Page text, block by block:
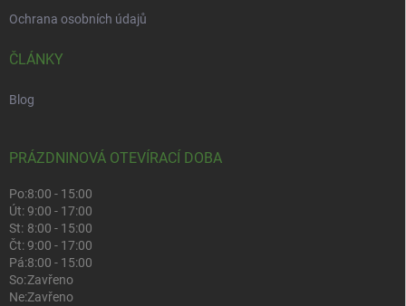
Ochrana osobních údajů
ČLÁNKY
Blog
PRÁZDNINOVÁ OTEVÍRACÍ DOBA
Po:8:00 - 15:00
Út:9:00 - 17:00
St: 8:00 - 15:00
Čt:9:00 - 17:00
Pá:8:00 - 15:00
So:Zavřeno
Ne:Zavřeno